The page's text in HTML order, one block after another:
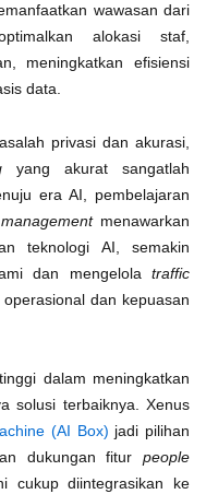
wawasan dari
alokasi staf,
meningkatkan efisiensi
data.
privasi dan akurasi,
yang akurat sangatlah
era AI, pembelajaran
menawarkan
teknologi AI, semakin
dan mengelola traffic
dan kepuasan
dalam meningkatkan
solusi terbaiknya. Xenus
(AI Box) jadi pilihan
dukungan fitur people
cukup diintegrasikan ke